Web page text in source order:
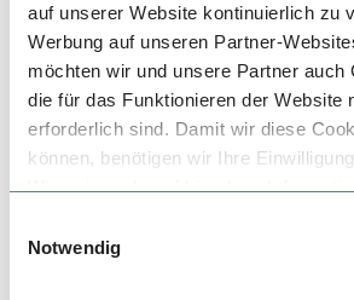
auf unserer Website kontinuierlich zu
Werbung auf unseren Partner-
möchten wir und unsere Partner auch
die für das Funktionieren der Website
erforderlich sind. Damit wir diese
können, benötigen wir Ihre Einwilligung.
Wir weisen darauf hin, dass
Die betrifft u.a. unseren Partner
Dienste. Der Schutz von
Notwendig
wichtige Daten zur Ableitung von
Ertragswerten und Sachwerten. Durch
Sammlung erhalten Sie in diesem
Nachschlagewerk einen schnellen und
unentbehrlichen Arbeitsmitteln.